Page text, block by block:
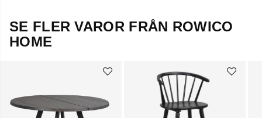
SE FLER VAROR FRÅN ROWICO
HOME